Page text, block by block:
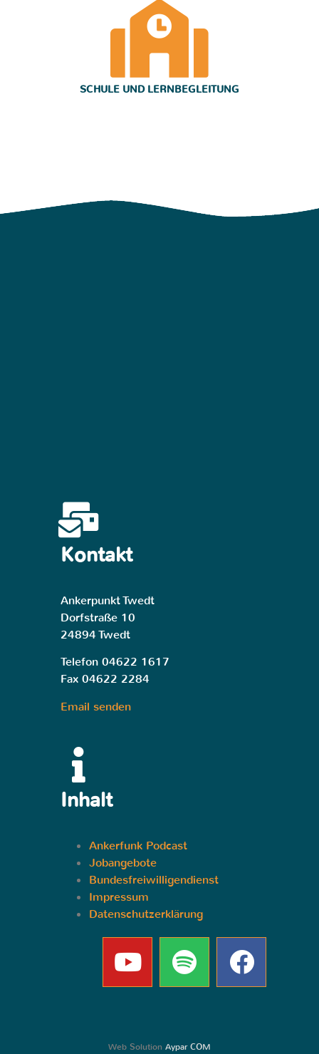
SCHULE UND LERNBEGLEITUNG
Kontakt
Ankerpunkt Twedt
Dorfstraße 10
24894 Twedt
Telefon 04622 1617
Fax 04622 2284
Email senden
Inhalt
Ankerfunk Podcast
Jobangebote
Bundesfreiwilligendienst
Impressum
Datenschutzerklärung
Web Solution Aypar COM